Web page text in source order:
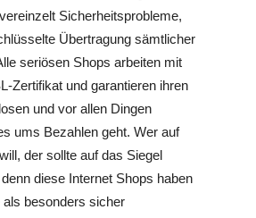
Sicherheitsprobleme,
Übertragung sämtlicher
seriösen Shops arbeiten mit
Zertifikat und garantieren ihren
und vor allen Dingen
ums Bezahlen geht. Wer auf
der sollte auf das Siegel
diese Internet Shops haben
besonders sicher